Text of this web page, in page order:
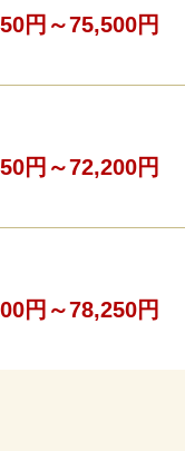
円～75,500円
円～72,200円
円～78,250円